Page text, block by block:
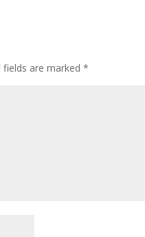
fields are marked*